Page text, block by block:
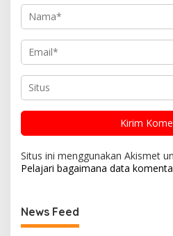
Situs ini menggunakan Akismet
Pelajari bagaimana data
News Feed